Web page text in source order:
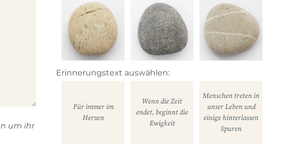
um ihr
Erinnerungstext auswählen:
Für immer im
Herzen
Wenn die Zeit
endet, beginnt die
Ewigkeit
Menschen treten in
unser Leben und
einige hinterlassen
Spuren